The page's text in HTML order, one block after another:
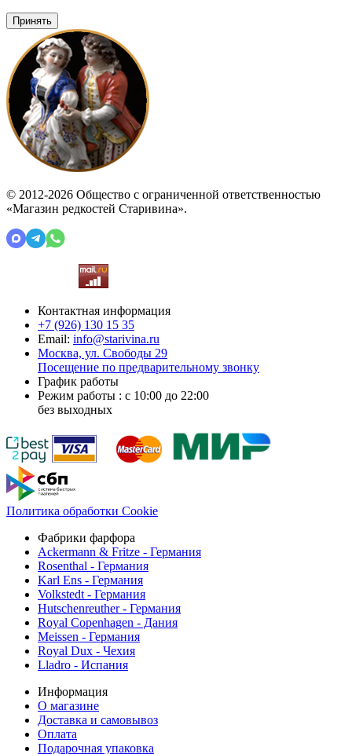
Принять
© 2012-2026 Общество с ограниченной ответственностью
«Магазин редкостей Старивина».
Контактная информация
+7 (926) 130 15 35
Email: info@starivina.ru
Москва, ул. Свободы 29
Посещение по предварительному звонку
График работы
Режим работы : с 10:00 до 22:00
без выходных
Политика обработки Cookie
Фабрики фарфора
Ackermann & Fritze - Германия
Rosenthal - Германия
Karl Ens - Германия
Volkstedt - Германия
Hutschenreuther - Германия
Royal Copenhagen - Дания
Meissen - Германия
Royal Dux - Чехия
Lladro - Испания
Информация
О магазине
Доставка и самовывоз
Оплата
Подарочная упаковка